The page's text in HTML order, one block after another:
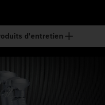
d'entretien